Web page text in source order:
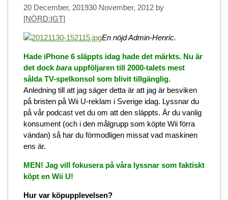
20 December, 201930 November, 2012 by
[NÖRD:IGT]
En nöjd Admin-Henric.
Hade iPhone 6 släppts idag hade det märkts. Nu är
det dock bara uppföljaren till 2000-talets mest
sålda TV-spelkonsol som blivit tillgänglig.
Anledning till att jag säger detta är att jag är besviken
på bristen på Wii U-reklam i Sverige idag. Lyssnar du
på vår podcast vet du om att den släppts. Är du vanlig
konsument (och i den målgrupp som köpte Wii förra
vändan) så har du förmodligen missat vad maskinen
ens är.
MEN! Jag vill fokusera på våra lyssnar som faktiskt
köpt en Wii U!
Hur var köpupplevelsen?